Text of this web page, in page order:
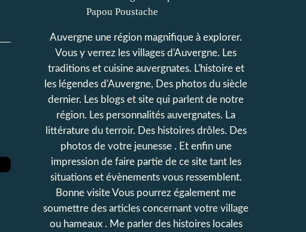
Auvergne une région magnifique à explorer.
Vous y verrez les villages d'Auvergne. Les
traditions et cuisine auvergnates. L'histoire et
les légendes d'Auvergne, Des photos du siècle
dernier. Les blogs et site qui parlent de notre
région. Les personnalités auvergnates. La
littérature du terroir. Des histoires drôles. Des
photos de votre jeunesse . Et enfin une
impression de faire partie de ce site tant les
situations et évènements vous ressemblent.
Bonne visite Vous pourrez également me
soumettre des articles concernant votre village
ou hameaux . Me parler des histoires locales